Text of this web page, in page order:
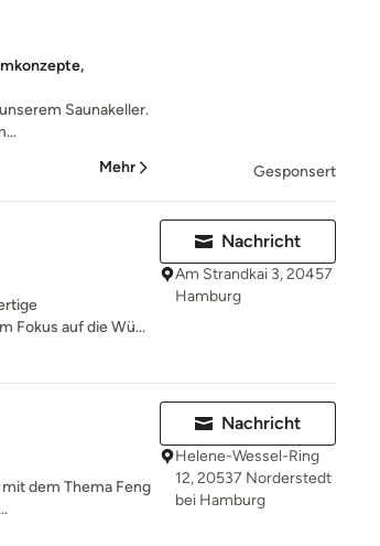
Saunakeller.
Mehr Gesponsert
Fokus auf die Wü...
Nachricht
Am Strandkai 3, 20457
Hamburg
dem Thema Feng
Nachricht
Helene-Wessel-Ring
12, 20537 Norderstedt
bei Hamburg